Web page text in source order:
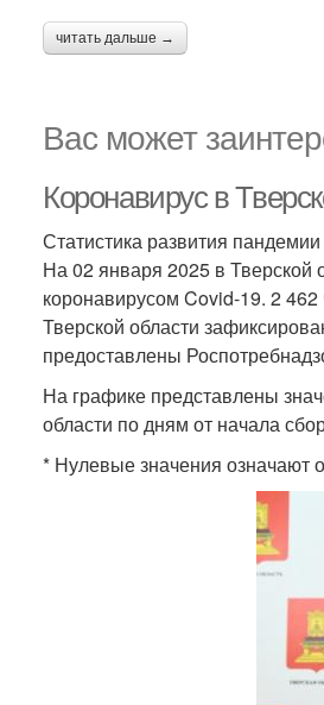
читать дальше →
Вас может
Коронавирус в
Статистика развития
На 02 января 2025 в Тверской
коронавирусом Covid-19. 2
Тверской области
предоставлены
На графике представлены
области по дням от начала
* Нулевые значения означают